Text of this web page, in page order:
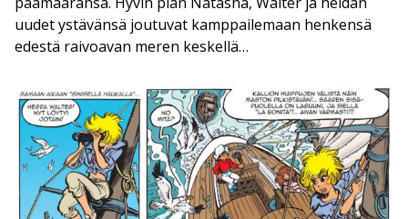
uudet ystävänsä joutuvat kamppailemaan henkensä
edestä raivoavan meren keskellä…